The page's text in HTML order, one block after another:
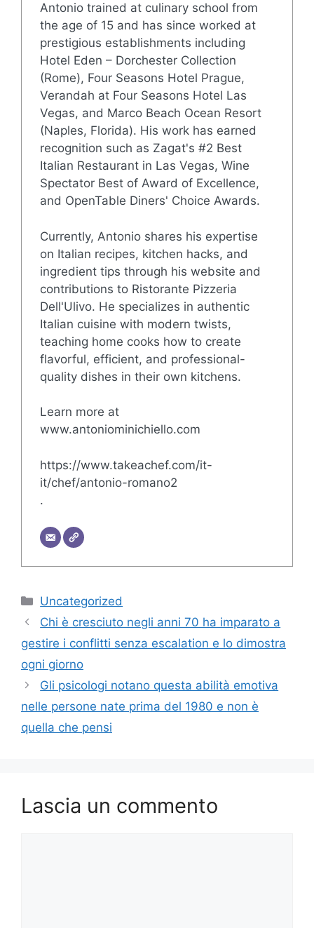
Antonio trained at culinary school from
the age of 15 and has since worked at
prestigious establishments including
Hotel Eden – Dorchester Collection
(Rome), Four Seasons Hotel Prague,
Verandah at Four Seasons Hotel Las
Vegas, and Marco Beach Ocean Resort
(Naples, Florida). His work has earned
recognition such as Zagat's #2 Best
Italian Restaurant in Las Vegas, Wine
Spectator Best of Award of Excellence,
and OpenTable Diners' Choice Awards.
Currently, Antonio shares his expertise
on Italian recipes, kitchen hacks, and
ingredient tips through his website and
contributions to Ristorante Pizzeria
Dell'Ulivo. He specializes in authentic
Italian cuisine with modern twists,
teaching home cooks how to create
flavorful, efficient, and professional-
quality dishes in their own kitchens.
Learn more at
www.antoniominichiello.com
https://www.takeachef.com/it-
it/chef/antonio-romano2
.
Categorie
Uncategorized
Chi è cresciuto negli anni 70 ha imparato a
gestire i conflitti senza escalation e lo dimostra
ogni giorno
Gli psicologi notano questa abilità emotiva
nelle persone nate prima del 1980 e non è
quella che pensi
Lascia un commento